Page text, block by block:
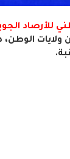
للأرصاد
الوطن،